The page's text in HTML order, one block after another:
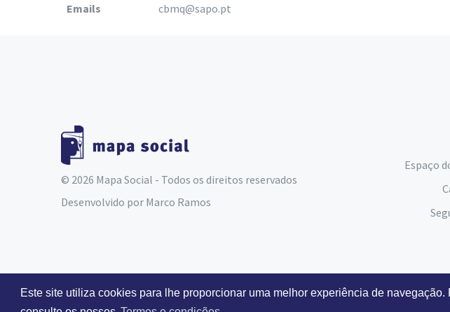
Este site utiliza cookies para lhe proporcionar uma melhor experiência de
Emails
cbmq@sapo.pt
© 2026 Mapa Social - Todos os direitos reservados
Desenvolvido por Marco Ramos
Espaço